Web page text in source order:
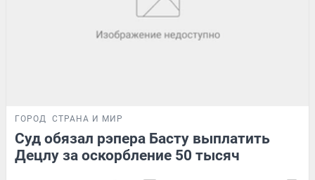
ГОРОД СТРАНА И МИР
Суд обязал рэпера Басту выплатить
Децлу за оскорбление 50 тысяч